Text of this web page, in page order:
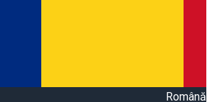
Română